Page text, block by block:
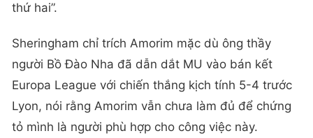
thứ hai”.
Sheringham chỉ trích Amorim mặc dù ông thầy
người Bồ Đào Nha đã dẫn dắt MU vào bán kết
Europa League với chiến thắng kịch tính 5-4 trước
Lyon, nói rằng Amorim vẫn chưa làm đủ để chứng
tỏ mình là người phù hợp cho công việc này.